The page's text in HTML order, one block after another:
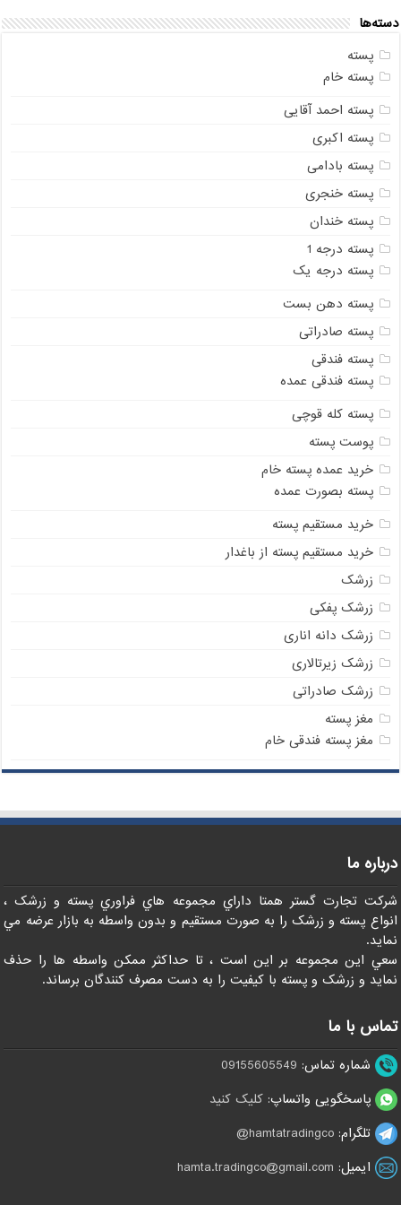
دسته‌ها
پسته
پسته خام
پسته احمد آقایی
پسته اکبری
پسته بادامی
پسته خنجری
پسته خندان
پسته درجه 1
پسته درجه یک
پسته دهن بست
پسته صادراتی
پسته فندقی
پسته فندقی عمده
پسته کله قوچی
پوست پسته
خرید عمده پسته خام
پسته بصورت عمده
خرید مستقیم پسته
خرید مستقیم پسته از باغدار
زرشک
زرشک پفکی
زرشک دانه اناری
زرشک زیرتالاری
زرشک صادراتی
مغز پسته
مغز پسته فندقی خام
درباره ما
شرکت تجارت گستر همتا داراي مجموعه هاي فراوري پسته و زرشک ،
انواع پسته و زرشک را به صورت مستقيم و بدون واسطه به بازار عرضه مي
نمايد.
سعي اين مجموعه بر اين است ، تا حداکثر ممکن واسطه ها را حذف
نمايد و زرشک و پسته با کيفيت را به دست مصرف کنندگان برساند.
تماس با ما
شماره تماس: 09155605549
پاسخگویی واتساپ:کلیک کنید
تلگرام:hamtatradingco@
ایمیل: hamta.tradingco@gmail.com